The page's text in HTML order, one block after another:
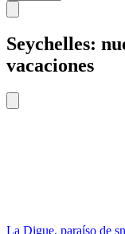
Seychelles:
vacaciones
La Digue, paraíso de